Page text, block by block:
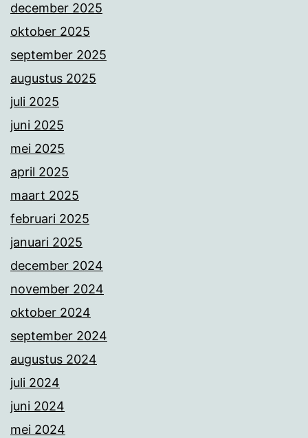
december 2025
oktober 2025
september 2025
augustus 2025
juli 2025
juni 2025
mei 2025
april 2025
maart 2025
februari 2025
januari 2025
december 2024
november 2024
oktober 2024
september 2024
augustus 2024
juli 2024
juni 2024
mei 2024